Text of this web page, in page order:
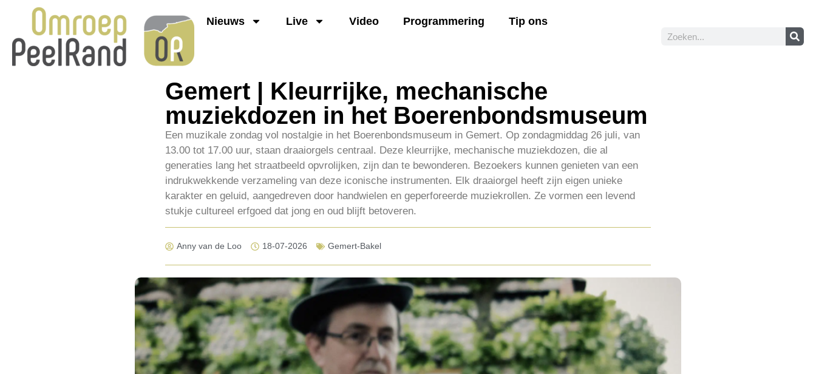
Nieuws Live Video Programmering Tip ons
Gemert | Kleurrijke, mechanische
muziekdozen in het Boerenbondsmuseum
Een muzikale zondag vol nostalgie in het Boerenbondsmuseum in Gemert. Op zondagmiddag 26 juli, van
13.00 tot 17.00 uur, staan draaiorgels centraal. Deze kleurrijke, mechanische muziekdozen, die al
generaties lang het straatbeeld opvrolijken, zijn dan te bewonderen. Bezoekers kunnen genieten van een
indrukwekkende verzameling van deze iconische instrumenten. Elk draaiorgel heeft zijn eigen unieke
karakter en geluid, aangedreven door handwielen en geperforeerde muziekrollen. Ze vormen een levend
stukje cultureel erfgoed dat jong en oud blijft betoveren.
Anny van de Loo 18-07-2026 Gemert-Bakel